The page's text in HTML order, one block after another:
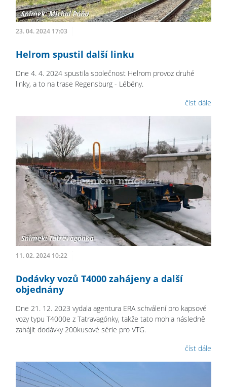
23. 04. 2024 17:03
Helrom spustil další linku
Dne 4. 4. 2024 spustila společnost Helrom provoz druhé
linky, a to na trase Regensburg - Lébény.
číst dále
11. 02. 2024 10:22
Dodávky vozů T4000 zahájeny a další
objednány
Dne 21. 12. 2023 vydala agentura ERA schválení pro kapsové
vozy typu T4000e z Tatravagónky, takže tato mohla následně
zahájit dodávky 200kusové série pro VTG.
číst dále